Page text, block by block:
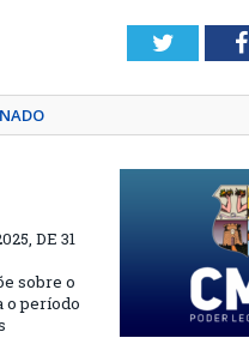
Twitter
DE 31
sobre o
o período